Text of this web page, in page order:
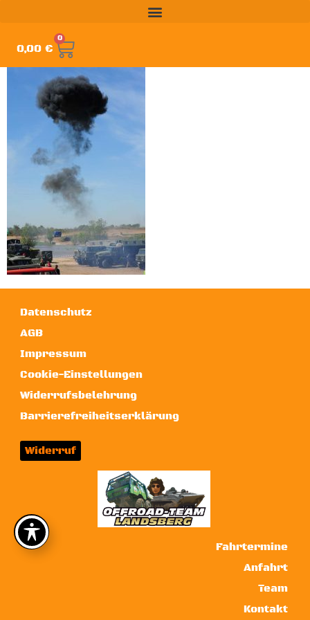
0,00 €
0
Datenschutz
AGB
Impressum
Cookie-Einstellungen
Widerrufsbelehrung
Barrierefreiheitserklärung
Widerruf
Fahrtermine
Anfahrt
Team
Kontakt